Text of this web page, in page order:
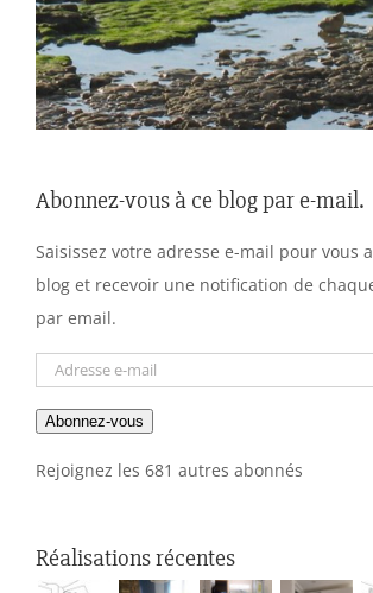
Abonnez-vous à ce blog par e-mail.
Saisissez votre adresse e-mail pour vous
blog et recevoir une notification de
par email.
Adresse
mail
Abonnez-vous
Rejoignez les 681 autres abonnés
Réalisations récentes